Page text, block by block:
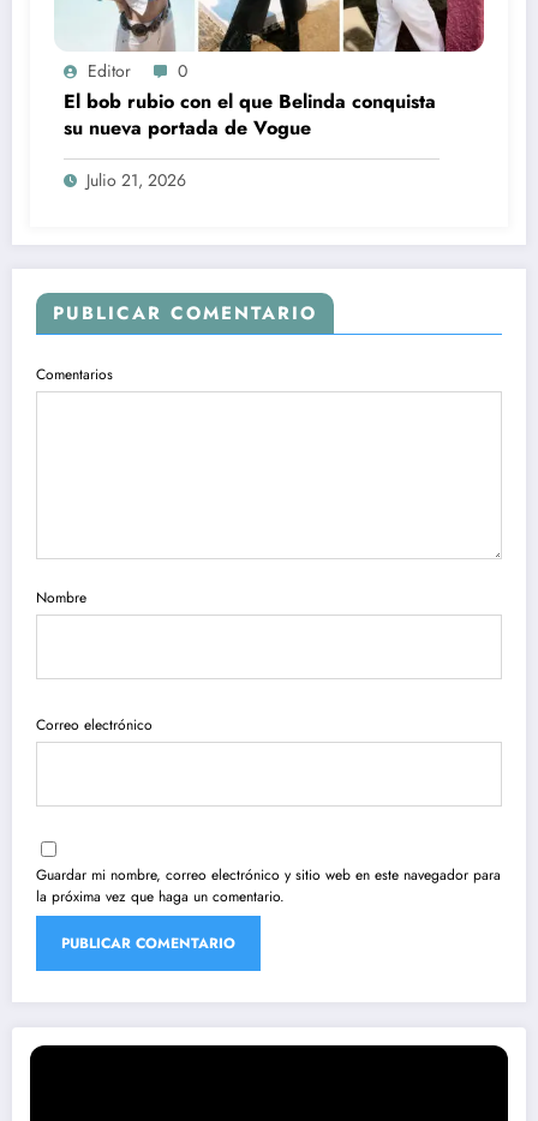
Editor 0
El bob rubio con el que Belinda conquista
su nueva portada de Vogue
Julio 21, 2026
PUBLICAR COMENTARIO
Comentarios
Nombre
Correo electrónico
Guardar mi nombre, correo electrónico y sitio web en este navegador para
la próxima vez que haga un comentario.